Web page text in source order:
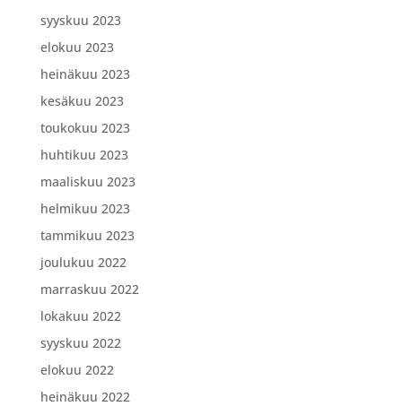
syyskuu 2023
elokuu 2023
heinäkuu 2023
kesäkuu 2023
toukokuu 2023
huhtikuu 2023
maaliskuu 2023
helmikuu 2023
tammikuu 2023
joulukuu 2022
marraskuu 2022
lokakuu 2022
syyskuu 2022
elokuu 2022
heinäkuu 2022